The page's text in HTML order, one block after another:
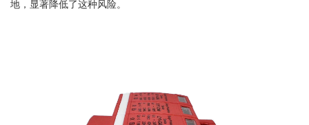
地，显著降低了这种风险。